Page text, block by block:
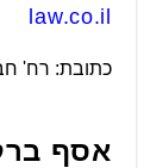
law.co.il
כתובת: רח'
אסף